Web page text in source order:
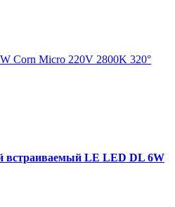
Corn Micro 220V 2800K 320°
встраиваемый LE LED DL 6W